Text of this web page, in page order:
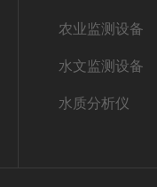
农业监测设备
水文监测设备
水质分析仪